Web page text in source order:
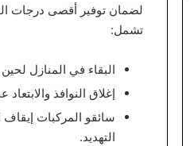
لضمان توفير أقصى درجات
تشمل:
البقاء في المنازل
⁠إغلاق النوافذ
⁠سائقو المركبات إيقاف
التهديد.